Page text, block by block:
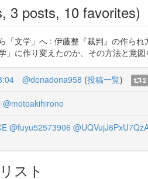
3 posts, 10 favorites)
文学」へ : 伊藤整『裁判』の作ら
」に作り変えたのか、その方法と意
@donadona958 (投稿一覧) 2
@motoakihirono
@fuyu52573906
スト